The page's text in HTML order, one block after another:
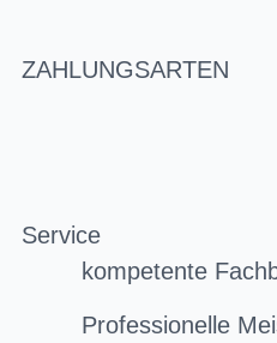
ZAHLUNGSARTEN
Service
kompetente
Professionelle